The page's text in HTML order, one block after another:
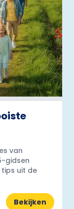
van
gidsen
uit de
Bekijken